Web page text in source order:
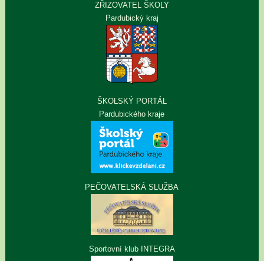
ZŘIZOVATEL ŠKOLY
Pardubický kraj
ŠKOLSKÝ PORTÁL
Pardubického kraje
PEČOVATELSKÁ SLUŽBA
Sportovní klub INTEGRA